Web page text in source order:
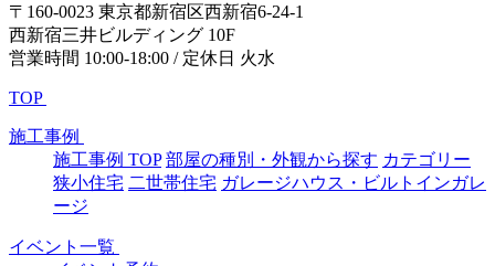
〒160-0023 東京都新宿区西新宿6-24-1
西新宿三井ビルディング 10F
営業時間 10:00-18:00 / 定休日 火水
TOP
施工事例
施工事例 TOP 部屋の種別・外観から探す カテゴリー
狭小住宅 二世帯住宅 ガレージハウス・ビルトインガレ
ージ
イベント一覧